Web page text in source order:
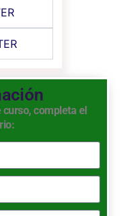
completa el